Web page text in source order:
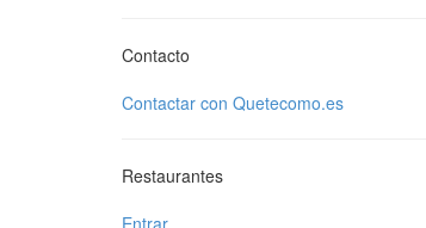
Contacto
Contactar con Quetecomo.es
Restaurantes
Entrar